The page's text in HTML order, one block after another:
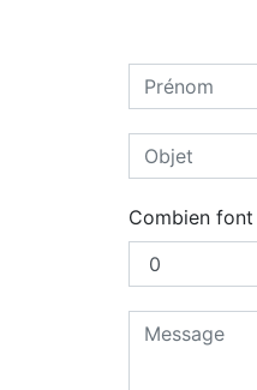
Combien